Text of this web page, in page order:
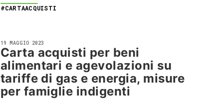
#CARTAACQUISTI
19 MAGGIO 2023
Carta acquisti per beni
alimentari e agevolazioni su
tariffe di gas e energia, misure
per famiglie indigenti